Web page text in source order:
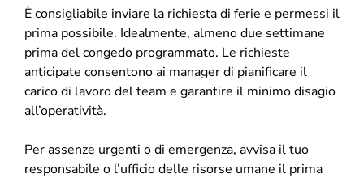
È consigliabile inviare la richiesta di ferie e permessi il
prima possibile. Idealmente, almeno due settimane
prima del congedo programmato. Le richieste
anticipate consentono ai manager di pianificare il
carico di lavoro del team e garantire il minimo disagio
all’operatività.
Per assenze urgenti o di emergenza, avvisa il tuo
responsabile o l’ufficio delle risorse umane il prima